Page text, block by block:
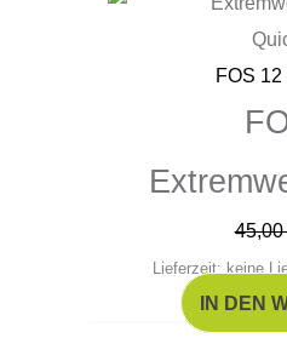
FOS
45,00
Lieferzeit: keine
IN DEN